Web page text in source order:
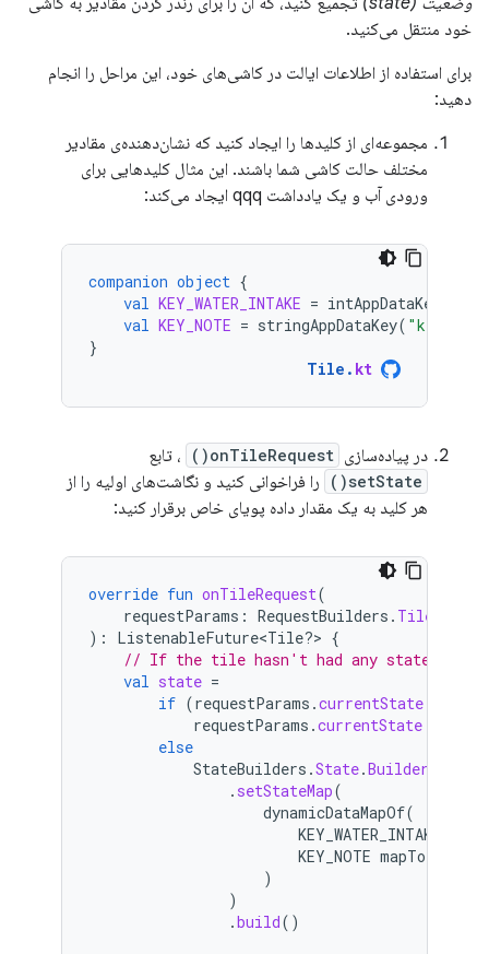
خود منتقل می‌کنید.
برای استفاده از اطلاعات ایالت در کاشی‌های خود، این مراحل را انجام
دهید:
مجموعه‌ای از کلیدها را ایجاد کنید که نشان‌دهنده‌ی مقادیر
مختلف حالت کاشی شما باشند. این مثال کلیدهایی برای
ورودی آب و یک یادداشت qqq ایجاد می‌کند:
companion object {
val KEY_WATER_INTAKE = intAppDataKey
val KEY_NOTE = stringAppDataKey(
}
Tile . kt
در پیاده‌سازی onTileRequest() ، تابع
setState()
را فراخوانی کنید و نگاشت‌های اولیه را از
هر کلید به یک مقدار داده پویای خاص برقرار کنید:
override fun onTileRequest(
requestParams : RequestBuilders .
):
ListenableFuture<Tile?> {
// If the tile hasn't had any state set
val state =
if (requestParams .currentState
requestParams .currentState
else
StateBuilders .State.Builder
. setStateMap(
dynamicDataMapOf(
KEY_WATER_INTAKE
KEY_NOTE mapTo
)
)
.build()